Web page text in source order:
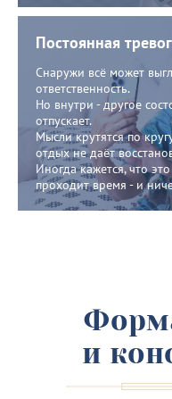
Постоянная
Снаружи всё может
ответственность.
Но внутри - другое
отпускает.
Мысли крутятся по
отдых не даёт
Иногда кажется, что
проходит время - и
и